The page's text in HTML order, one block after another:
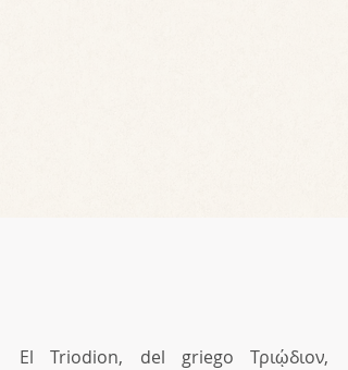
El Triodion, del griego Τριῴδιον,